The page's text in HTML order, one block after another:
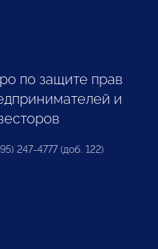
по защите прав
и
247-4777 (доб. 122)